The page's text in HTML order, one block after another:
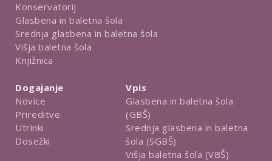
Konservatorij
Glasbena in baletna šola
Srednja glasbena in baletna šola
Višja baletna šola
Knjižnica
Dogajanje
Novice
Prireditve
Utrinki
Dosežki
Vpis
Glasbena in baletna šola
(GBŠ)
Srednja glasbena in baletna
šola (SGBŠ)
Višja baletna šola (VBŠ)